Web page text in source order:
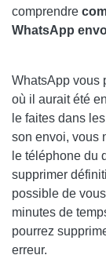
comprendre
WhatsApp
WhatsApp vous
où il aurait été
le faites dans
son envoi, vous
le téléphone du
supprimer
possible de
minutes de
pourrez
erreur.